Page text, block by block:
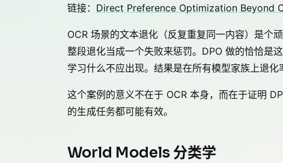
链接： Direct Preference Optimization Beyond
OCR 场景的文本退化（反复重复同一内容）是个
整段退化当成一个失败来惩罚。DPO 做的恰恰是
学习什么不应出现。结果是在所有模型家族上退化
这个案例的意义不在于 OCR 本身，而在于证明
的生成任务都可能有效。
World Models 分类学